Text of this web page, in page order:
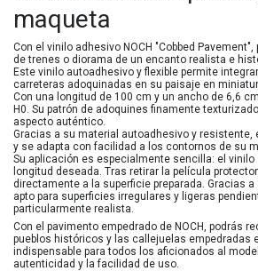
maqueta
Con el vinilo adhesivo NOCH "Cobbed
de trenes o diorama de un encanto realista e
Este vinilo autoadhesivo y flexible permite
carreteras adoquinadas en su paisaje en
Con una longitud de 100 cm y un ancho de 6,6
H0. Su patrón de adoquines finamente
aspecto auténtico.
Gracias a su material autoadhesivo y resistente,
y se adapta con facilidad a los contornos de su
Su aplicación es especialmente sencilla: el vinilo
longitud deseada. Tras retirar la película
directamente a la superficie preparada. Gracias
apto para superficies irregulares y ligeras
particularmente realista.
Con el pavimento empedrado de NOCH, podrás
pueblos históricos y las callejuelas empedradas
indispensable para todos los aficionados al
autenticidad y la facilidad de uso.